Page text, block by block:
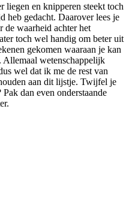
liegen en knipperen steekt toch
heb gedacht. Daarover lees je
de waarheid achter het
toch wel handig om beter uit
gekomen waaraan je kan
Allemaal wetenschappelijk
wel dat ik me de rest van
aan dit lijstje. Twijfel je
dan even onderstaande